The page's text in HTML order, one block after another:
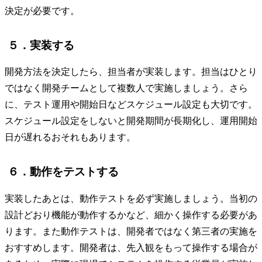
決定が必要です。
５．実装する
開発方法を決定したら、担当者が実装します。担当はひとり
ではなく開発チームとして複数人で実施しましょう。さら
に、テスト運用や開始日などスケジュール設定も大切です。
スケジュール設定をしないと開発期間が長期化し、運用開始
日が遅れるおそれもあります。
６．動作をテストする
実装したあとは、動作テストを必ず実施しましょう。当初の
設計どおり機能が動作するかなど、細かく操作する必要があ
ります。また動作テストは、開発者ではなく第三者の実施を
おすすめします。開発者は、先入観をもって操作する場合が